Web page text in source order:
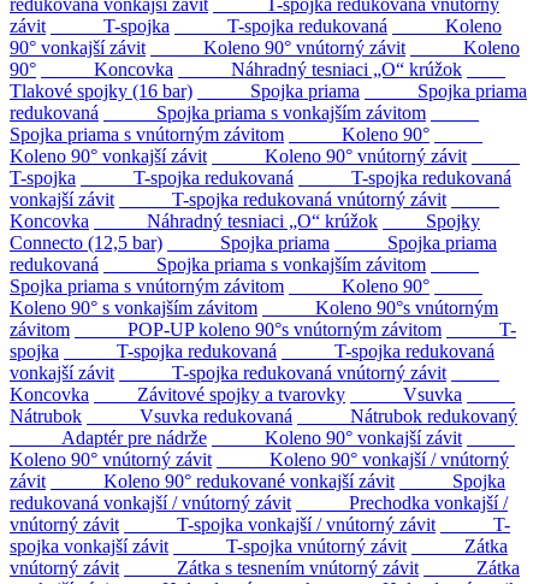
redukovaná vonkajší závit
T-spojka redukovaná vnútorný
závit
T-spojka T-spojka redukovaná
Koleno
90° vonkajší závit
Koleno 90° vnútorný závit
Koleno
90°
Koncovka
Náhradný tesniaci „O“ krúžok
Tlakové spojky (16 bar)
Spojka priama
Spojka priama
redukovaná
Spojka priama s vonkajším závitom
Spojka priama s vnútorným závitom
Koleno 90°
Koleno 90° vonkajší závit
Koleno 90° vnútorný závit
T-spojka
T-spojka redukovaná
T-spojka redukovaná
vonkajší závit
T-spojka redukovaná vnútorný závit
Koncovka
Náhradný tesniaci „O“ krúžok
Spojky
Connecto (12,5 bar)
Spojka priama
Spojka priama
redukovaná
Spojka priama s vonkajším závitom
Spojka priama s vnútorným závitom
Koleno 90°
Koleno 90° s vonkajším závitom
Koleno 90°s vnútorným
závitom
POP-UP koleno 90°s vnútorným závitom
T-
spojka
T-spojka redukovaná
T-spojka redukovaná
vonkajší závit
T-spojka redukovaná vnútorný závit
Koncovka
Závitové spojky a tvarovky
Vsuvka
Nátrubok
Vsuvka redukovaná
Nátrubok redukovaný
Adaptér pre nádrže
Koleno 90° vonkajší závit
Koleno 90° vnútorný závit
Koleno 90° vonkajší / vnútorný
závit
Koleno 90° redukované vonkajší závit
Spojka
redukovaná vonkajší / vnútorný závit
Prechodka vonkajší /
vnútorný závit
T-spojka vonkajší / vnútorný závit
T-
spojka vonkajší závit
T-spojka vnútorný závit
Zátka
vnútorný závit
Zátka s tesnením vnútorný závit
Zátka